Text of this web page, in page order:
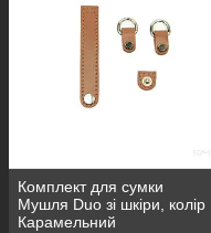
Комплект для сумки
Мушля Duo зі шкіри, колір
Карамельний